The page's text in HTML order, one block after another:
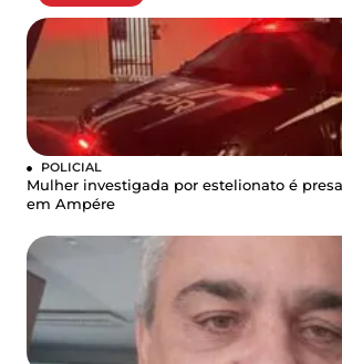
POLICIAL
Mulher investigada por estelionato é
em Ampére